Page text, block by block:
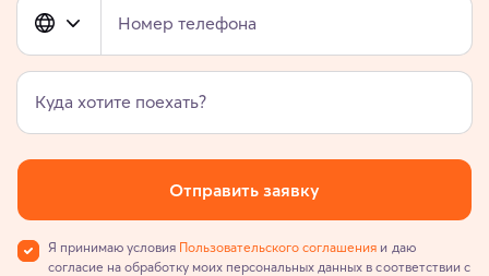
Номер телефона
Куда хотите поехать?
Отправить заявку
Я принимаю условия Пользовательского соглашения и даю
согласие на обработку моих персональных данных в соответствии с